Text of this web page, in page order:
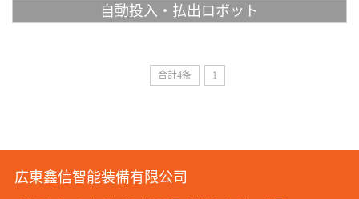
自動投入・払出ロボット
合計4条 1
広東鑫信智能装備有限公司